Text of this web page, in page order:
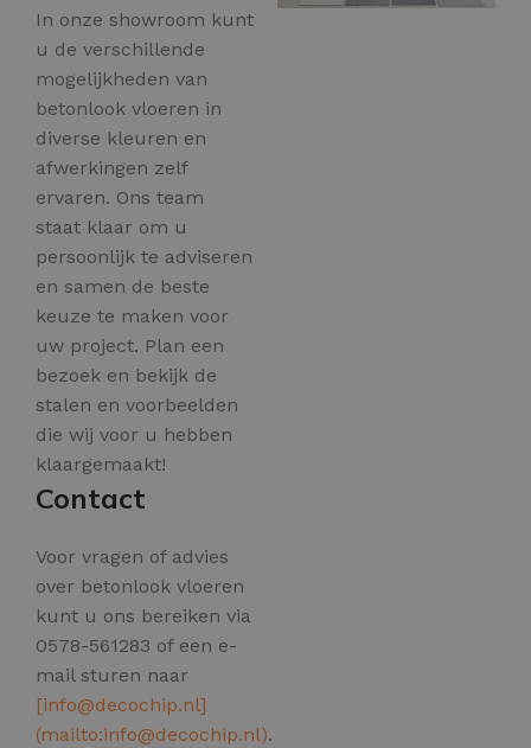
In onze showroom kunt
u de verschillende
mogelijkheden van
betonlook vloeren in
diverse kleuren en
afwerkingen zelf
ervaren. Ons team
staat klaar om u
persoonlijk te adviseren
en samen de beste
keuze te maken voor
uw project. Plan een
bezoek en bekijk de
stalen en voorbeelden
die wij voor u hebben
klaargemaakt!
Contact
Voor vragen of advies
over betonlook vloeren
kunt u ons bereiken via
0578-561283 of een e-
mail sturen naar
[info@decochip.nl]
(mailto:info@decochip.nl).